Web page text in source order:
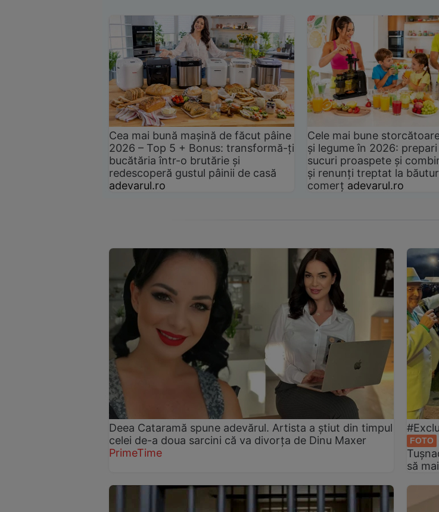
Cea mai bună mașină de făcut pâine
2026 – Top 5 + Bonus: transformă-ți
bucătăria într-o brutărie și
redescoperă gustul pâinii de casă
adevarul.ro
Cele mai bune
și legume în 2026: prepari
sucuri proaspete și
și renunți treptat la
comerț adevarul.ro
Deea Cataramă spune adevărul. Artista a știut din timpul
celei de-a doua sarcini că va divorța de Dinu Maxer
PrimeTime
FOTO
să